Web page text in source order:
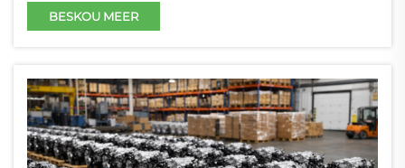
Presisieherstel: Balansering, boringglanswerk
en klepbedryfstelselkalibrasie
bereik fabriekgraadprestasie deur
sistematies...
BESKOU MEER